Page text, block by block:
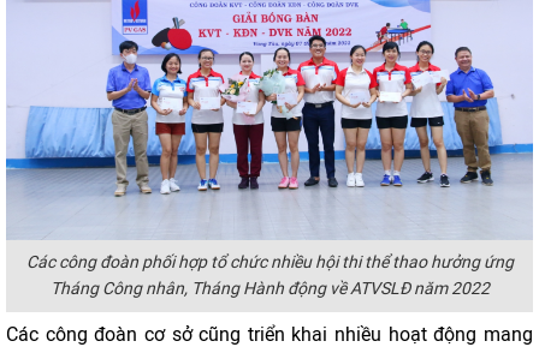
Các công đoàn phối hợp tổ chức nhiều hội thi thể thao hưởng ứng
Tháng Công nhân, Tháng Hành động về ATVSLĐ năm 2022
Các công đoàn cơ sở cũng triển khai nhiều hoạt động mang